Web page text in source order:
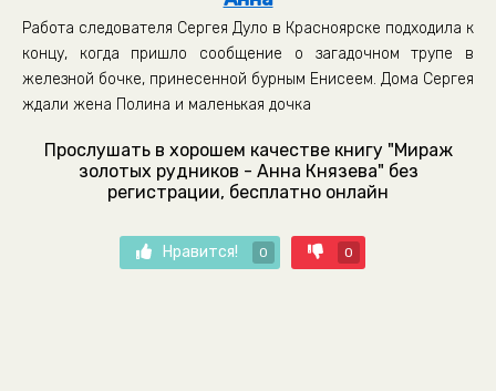
Работа следователя Сергея Дуло в Красноярске подходила к
концу, когда пришло сообщение о загадочном трупе в
железной бочке, принесенной бурным Енисеем. Дома Сергея
ждали жена Полина и маленькая дочка
Прослушать в хорошем качестве книгу "Мираж
золотых рудников - Анна Князева" без
регистрации, бесплатно онлайн
Нравится! 0 0